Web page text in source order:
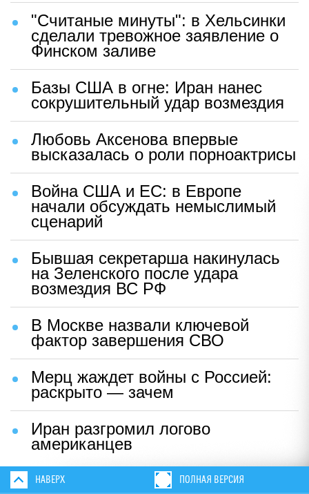
"Считаные минуты": в Хельсинки
сделали тревожное заявление о
Финском заливе
Базы США в огне: Иран нанес
сокрушительный удар возмездия
Любовь Аксенова впервые
высказалась о роли порноактрисы
Война США и ЕС: в Европе
начали обсуждать немыслимый
сценарий
Бывшая секретарша накинулась
на Зеленского после удара
возмездия ВС РФ
В Москве назвали ключевой
фактор завершения СВО
Мерц жаждет войны с Россией:
раскрыто — зачем
Иран разгромил логово
американцев
НАВЕРХ ПОЛНАЯ ВЕРСИЯ